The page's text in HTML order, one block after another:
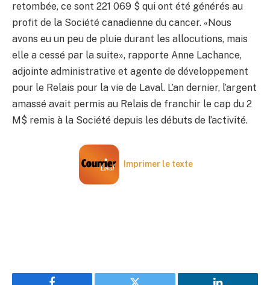
retombée, ce sont 221 069 $ qui ont été générés au
profit de la Société canadienne du cancer. «Nous
avons eu un peu de pluie durant les allocutions, mais
elle a cessé par la suite», rapporte Anne Lachance,
adjointe administrative et agente de développement
pour le Relais pour la vie de Laval. L’an dernier, l’argent
amassé avait permis au Relais de franchir le cap du 2
M$ remis à la Société depuis les débuts de l’activité.
Imprimer le texte